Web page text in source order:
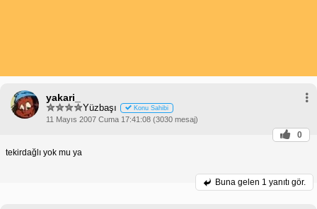
yakari_
Yüzbaşı Konu Sahibi
11 Mayıs 2007 Cuma 17:41:08 (3030 mesaj)
0
tekirdağlı yok mu ya
Buna gelen 1 yanıtı gör.